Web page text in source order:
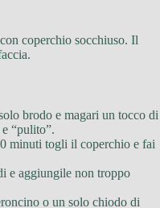
coperchio socchiuso. Il
brodo e magari un tocco di
“pulito”.
minuti togli il coperchio e fai
e aggiungile non troppo
o un solo chiodo di